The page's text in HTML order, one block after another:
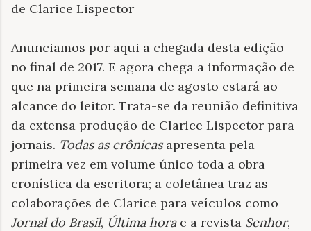
de Clarice Lispector
Anunciamos por aqui a chegada desta edição
no final de 2017. E agora chega a informação de
que na primeira semana de agosto estará ao
alcance do leitor. Trata-se da reunião definitiva
da extensa produção de Clarice Lispector para
jornais. Todas as crônicasapresenta pela
primeira vez em volume único toda a obra
cronística da escritora; a coletânea traz as
colaborações de Clarice para veículos como
Jornal do Brasil, Última horae a revista Senhor,